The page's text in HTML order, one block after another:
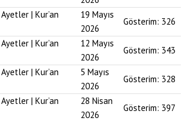
| Kur’an
19 Mayıs
2026
Gösterim: 326
| Kur’an
12 Mayıs
2026
Gösterim: 343
| Kur’an
5 Mayıs
2026
Gösterim: 328
| Kur’an
28 Nisan
2026
Gösterim: 397